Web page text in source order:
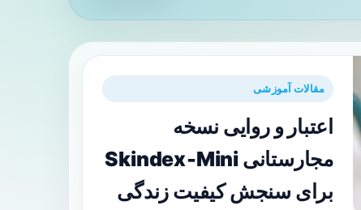
مقالات آموزشی
اعتبار و روایی نسخه
مجارستانی Skindex‑Mini
برای سنجش کیفیت زندگی